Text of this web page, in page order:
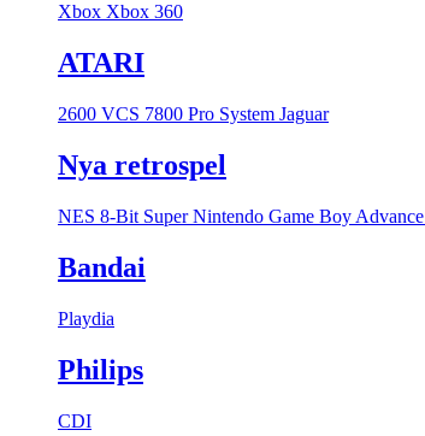
Xbox Xbox 360
ATARI
2600 VCS 7800 Pro System Jaguar
Nya retrospel
NES 8-Bit Super Nintendo Game Boy Advance
Bandai
Playdia
Philips
CDI